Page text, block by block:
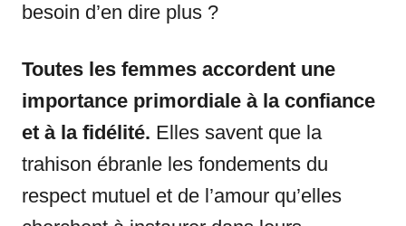
besoin d’en dire plus ?
Toutes les femmes accordent une
importance primordiale à la confiance
et à la fidélité. Elles savent que la
trahison ébranle les fondements du
respect mutuel et de l’amour qu’elles